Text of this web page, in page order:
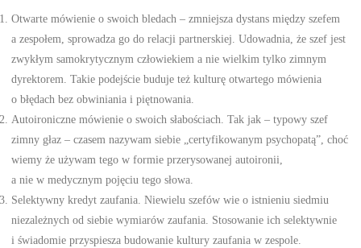
Otwarte mówienie o swoich bledach – zmniejsza dystans między szefem
a zespołem, sprowadza go do relacji partnerskiej. Udowadnia, że szef jest
zwykłym samokrytycznym człowiekiem a nie wielkim tylko zimnym
dyrektorem. Takie podejście buduje też kulturę otwartego mówienia
o błędach bez obwiniania i piętnowania.
Autoironiczne mówienie o swoich słabościach. Tak jak – typowy szef
zimny głaz – czasem nazywam siebie „certyfikowanym psychopatą”, choć
wiemy że używam tego w formie przerysowanej autoironii,
a nie w medycznym pojęciu tego słowa.
Selektywny kredyt zaufania. Niewielu szefów wie o istnieniu siedmiu
niezależnych od siebie wymiarów zaufania. Stosowanie ich selektywnie
i świadomie przyspiesza budowanie kultury zaufania w zespole.